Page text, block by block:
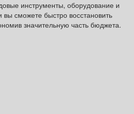
инструменты, оборудование и
сможете быстро восстановить
значительную часть бюджета.